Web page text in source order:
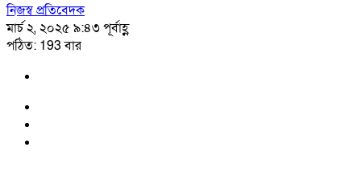
নিজস্ব প্রতিবেদক
মার্চ ২, ২০২৫ ৯:৪৩ পূর্বাহ্ণ
পঠিত: 193 বার